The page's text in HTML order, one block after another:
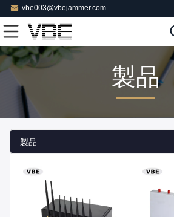
vbe003@vbejammer.com
製品
製品